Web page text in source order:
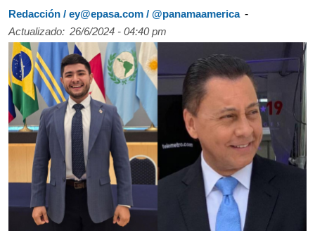
Redacción / ey@epasa.com / @panamaamerica -
Actualizado: 26/6/2024 - 04:40 pm